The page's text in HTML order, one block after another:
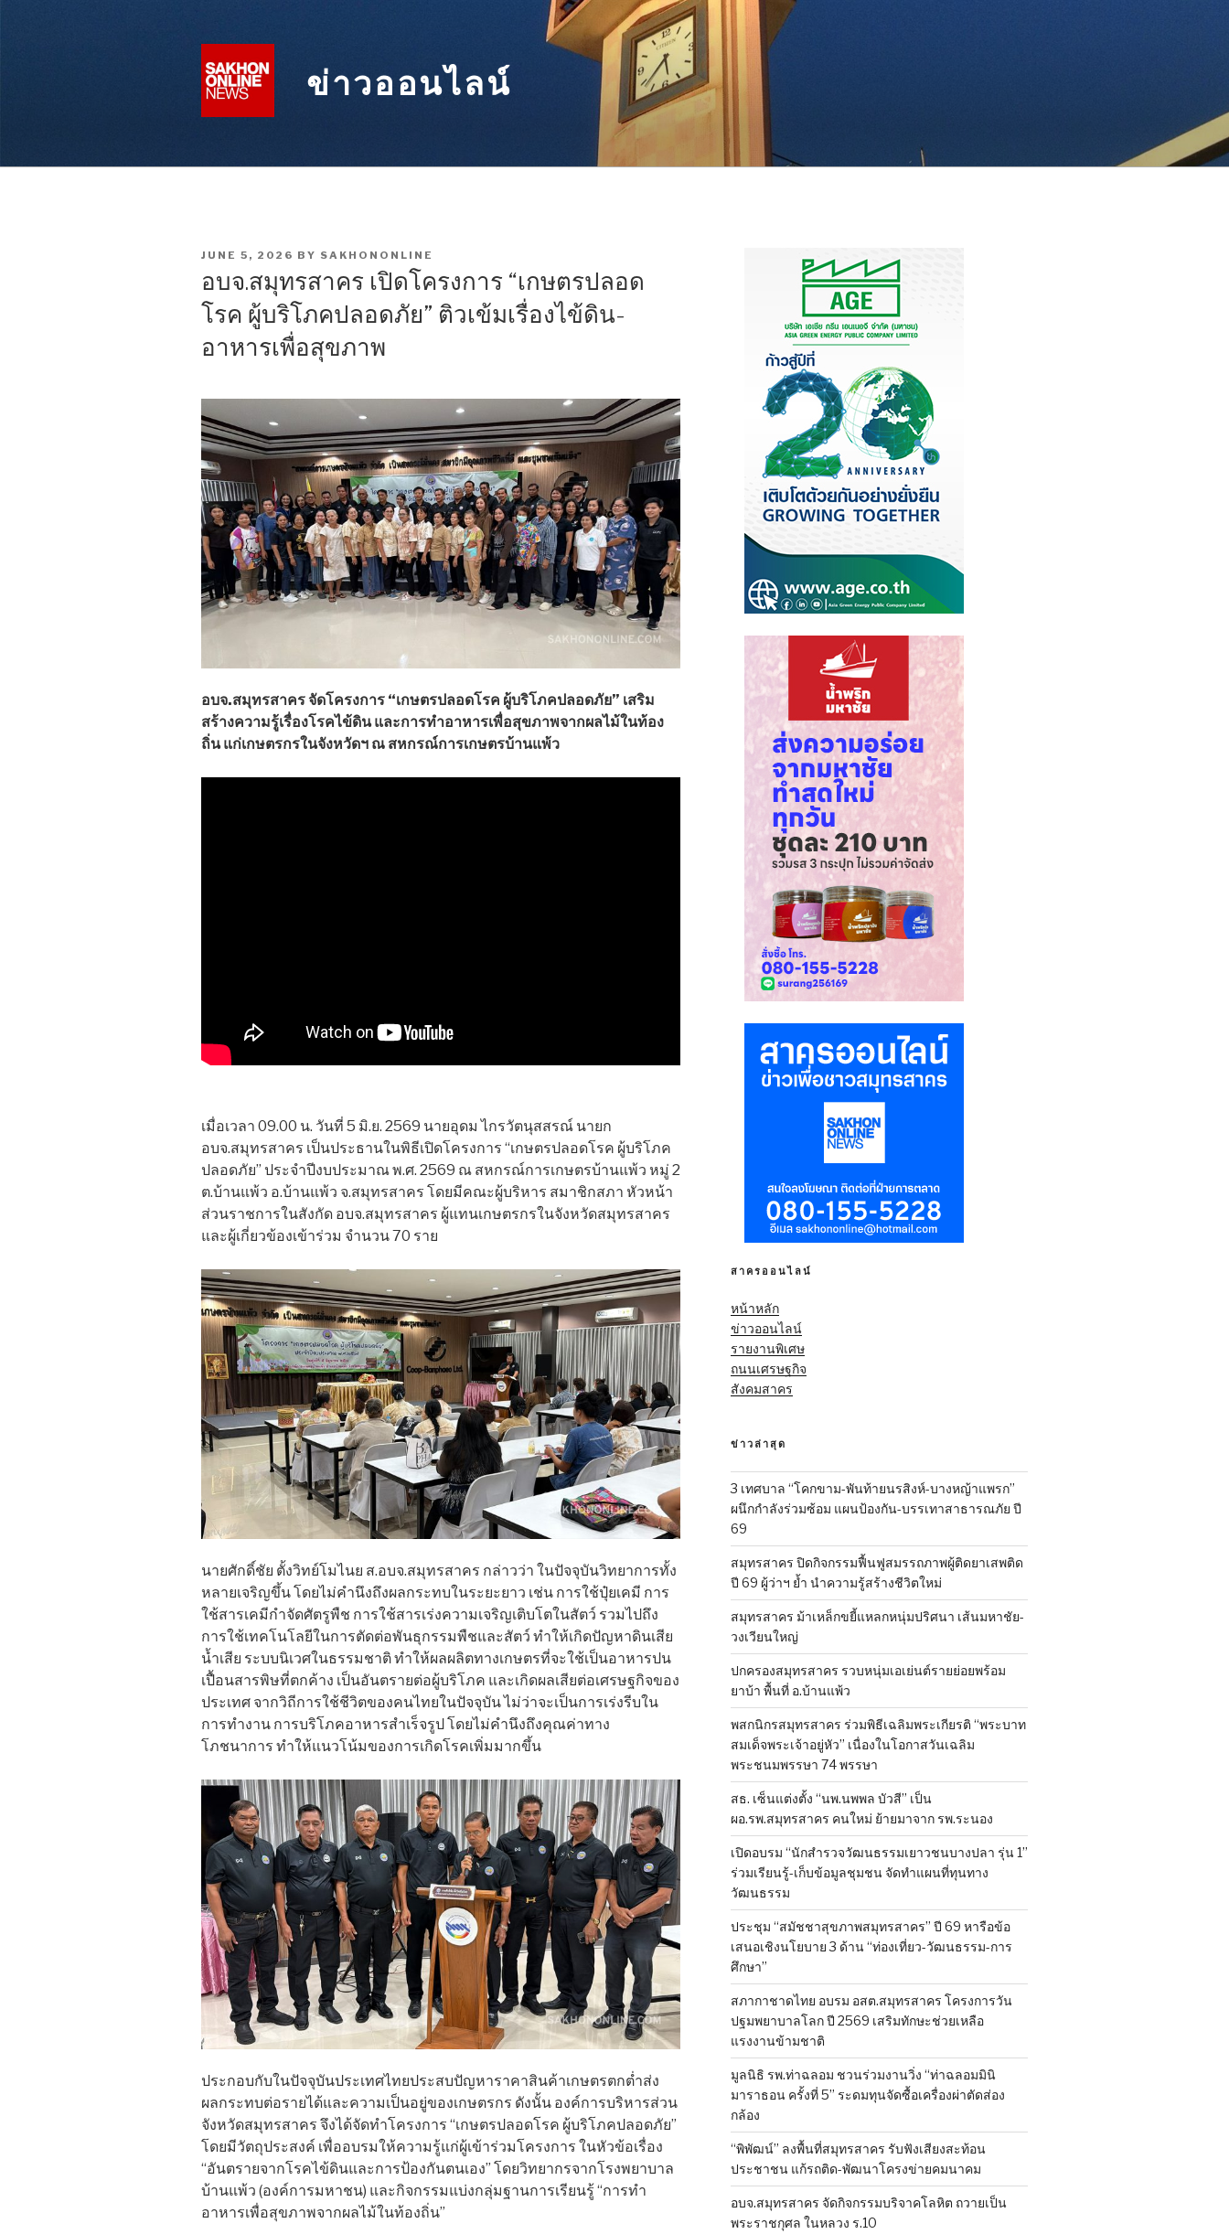
ข่าวออนไลน์
POSTED
JUNE 5, 2026 BY SAKHONONLINE
อบจ.สมุทรสาคร เปิดโครงการ “เกษตรปลอด
โรค ผู้บริโภคปลอดภัย” ติวเข้มเรื่องไข้ดิน-
อาหารเพื่อสุขภาพ
อบจ.สมุทรสาคร จัดโครงการ “เกษตรปลอดโรค ผู้บริโภคปลอดภัย” เสริม
สร้างความรู้เรื่องโรคไข้ดิน และการทำอาหารเพื่อสุขภาพจากผลไม้ในท้อง
ถิ่น แก่เกษตรกรในจังหวัดฯ ณ สหกรณ์การเกษตรบ้านแพ้ว
เมื่อเวลา 09.00 น. วันที่ 5 มิ.ย. 2569 นายอุดม ไกรวัตนุสสรณ์ นายก
อบจ.สมุทรสาคร เป็นประธานในพิธีเปิดโครงการ “เกษตรปลอดโรค ผู้บริโภค
ปลอดภัย” ประจำปีงบประมาณ พ.ศ. 2569 ณ สหกรณ์การเกษตรบ้านแพ้ว หมู่ 2
ต.บ้านแพ้ว อ.บ้านแพ้ว จ.สมุทรสาคร โดยมีคณะผู้บริหาร สมาชิกสภา หัวหน้า
ส่วนราชการในสังกัด อบจ.สมุทรสาคร ผู้แทนเกษตรกรในจังหวัดสมุทรสาคร
และผู้เกี่ยวข้องเข้าร่วม จำนวน 70 ราย
นายศักดิ์ชัย ตั้งวิทย์โมไนย ส.อบจ.สมุทรสาคร กล่าวว่า ในปัจจุบันวิทยาการทั้ง
หลายเจริญขึ้น โดยไม่คำนึงถึงผลกระทบในระยะยาว เช่น การใช้ปุ๋ยเคมี การ
ใช้สารเคมีกำจัดศัตรูพืช การใช้สารเร่งความเจริญเติบโตในสัตว์ รวมไปถึง
การใช้เทคโนโลยีในการตัดต่อพันธุกรรมพืชและสัตว์ ทำให้เกิดปัญหาดินเสีย
น้ำเสีย ระบบนิเวศในธรรมชาติ ทำให้ผลผลิตทางเกษตรที่จะใช้เป็นอาหารปน
เปื้อนสารพิษที่ตกค้าง เป็นอันตรายต่อผู้บริโภค และเกิดผลเสียต่อเศรษฐกิจของ
ประเทศ จากวิถีการใช้ชีวิตของคนไทยในปัจจุบัน ไม่ว่าจะเป็นการเร่งรีบใน
การทำงาน การบริโภคอาหารสำเร็จรูป โดยไม่คำนึงถึงคุณค่าทาง
โภชนาการ ทำให้แนวโน้มของการเกิดโรคเพิ่มมากขึ้น
ประกอบกับในปัจจุบันประเทศไทยประสบปัญหาราคาสินค้าเกษตรตกต่ำส่ง
ผลกระทบต่อรายได้และความเป็นอยู่ของเกษตรกร ดังนั้น องค์การบริหารส่วน
จังหวัดสมุทรสาคร จึงได้จัดทำโครงการ “เกษตรปลอดโรค ผู้บริโภคปลอดภัย”
โดยมีวัตถุประสงค์ เพื่ออบรมให้ความรู้แก่ผู้เข้าร่วมโครงการ ในหัวข้อเรื่อง
“อันตรายจากโรคไข้ดินและการป้องกันตนเอง” โดยวิทยากรจากโรงพยาบาล
บ้านแพ้ว (องค์การมหาชน) และกิจกรรมแบ่งกลุ่มฐานการเรียนรู้ “การทำ
อาหารเพื่อสุขภาพจากผลไม้ในท้องถิ่น”
สาครออนไลน์
หน้าหลัก
ข่าวออนไลน์
รายงานพิเศษ
ถนนเศรษฐกิจ
สังคมสาคร
ข่าวล่าสุด
3 เทศบาล “โคกขาม-พันท้ายนรสิงห์-บางหญ้าแพรก”
ผนึกกำลังร่วมซ้อม แผนป้องกัน-บรรเทาสาธารณภัย ปี
69
สมุทรสาคร ปิดกิจกรรมฟื้นฟูสมรรถภาพผู้ติดยาเสพติด
ปี 69 ผู้ว่าฯ ย้ำ นำความรู้สร้างชีวิตใหม่
สมุทรสาคร ม้าเหล็กขยี้แหลกหนุ่มปริศนา เส้นมหาชัย-
วงเวียนใหญ่
ปกครองสมุทรสาคร รวบหนุ่มเอเย่นต์รายย่อยพร้อม
ยาบ้า พื้นที่ อ.บ้านแพ้ว
พสกนิกรสมุทรสาคร ร่วมพิธีเฉลิมพระเกียรติ “พระบาท
สมเด็จพระเจ้าอยู่หัว” เนื่องในโอกาสวันเฉลิม
พระชนมพรรษา 74 พรรษา
สธ. เซ็นแต่งตั้ง “นพ.นพพล บัวสี” เป็น
ผอ.รพ.สมุทรสาคร คนใหม่ ย้ายมาจาก รพ.ระนอง
เปิดอบรม “นักสำรวจวัฒนธรรมเยาวชนบางปลา รุ่น 1”
ร่วมเรียนรู้-เก็บข้อมูลชุมชน จัดทำแผนที่ทุนทาง
วัฒนธรรม
ประชุม “สมัชชาสุขภาพสมุทรสาคร” ปี 69 หารือข้อ
เสนอเชิงนโยบาย 3 ด้าน “ท่องเที่ยว-วัฒนธรรม-การ
ศึกษา”
สภากาชาดไทย อบรม อสต.สมุทรสาคร โครงการวัน
ปฐมพยาบาลโลก ปี 2569 เสริมทักษะช่วยเหลือ
แรงงานข้ามชาติ
มูลนิธิ รพ.ท่าฉลอม ชวนร่วมงานวิ่ง “ท่าฉลอมมินิ
มาราธอน ครั้งที่ 5” ระดมทุนจัดซื้อเครื่องผ่าตัดส่อง
กล้อง
“พิพัฒน์” ลงพื้นที่สมุทรสาคร รับฟังเสียงสะท้อน
ประชาชน แก้รถติด-พัฒนาโครงข่ายคมนาคม
อบจ.สมุทรสาคร จัดกิจกรรมบริจาคโลหิต ถวายเป็น
พระราชกุศล ในหลวง ร.10